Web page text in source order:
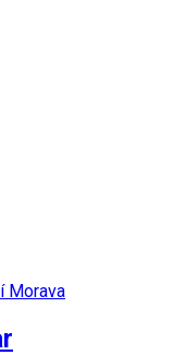
Morava